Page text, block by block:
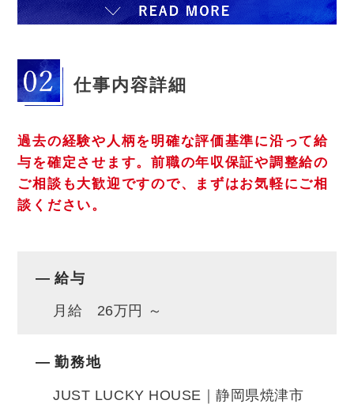
込み営業はありませんので、提案そのものに
んで頂く事ができます。
スタンスは「お客様と一緒に考えて一緒につ
くる」そんな家づくりを通じて、末永くお客
様と楽しくお付き合いできる事もやりがいで
す。
ご家族のご要望や将来設計などを伺い、ご提
するお仕事です。
未経験でも成長・活躍できる理由を、以下に
《研修の充実》
仕事内容詳細
過去の経験や人柄を明確な評価基準に沿って給
与を確定させます。前職の年収保証や調整給の
ご相談も大歓迎ですので、まずはお気軽にご相
談ください。
給与
月給 26万円 ～
勤務地
JUST LUCKY HOUSE｜静岡県焼津市